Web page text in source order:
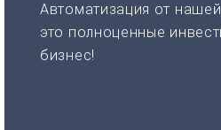
Автоматизация от
это полноценные
бизнес!